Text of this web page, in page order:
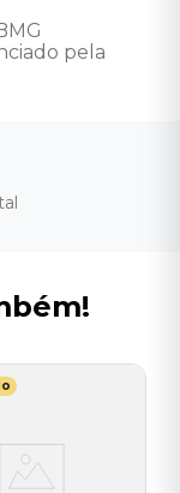
pela